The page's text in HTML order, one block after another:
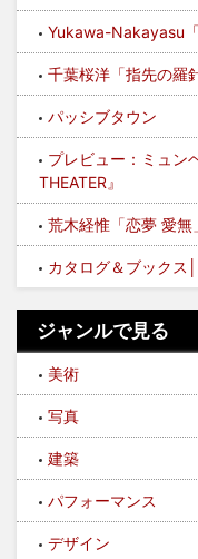
Yukawa-Nakayasu「
千葉桜洋「指先の羅
パッシブタウン
プレビュー：ミュン
THEATER』
荒木経惟「恋夢 愛無」
カタログ＆ブックス
ジャンルで見る
美術
写真
建築
パフォーマンス
デザイン